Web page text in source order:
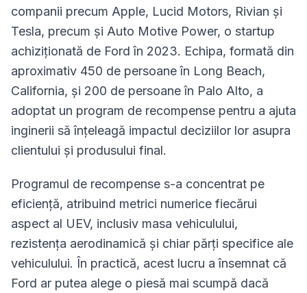
companii precum Apple, Lucid Motors, Rivian și
Tesla, precum și Auto Motive Power, o startup
achiziționată de Ford în 2023. Echipa, formată din
aproximativ 450 de persoane în Long Beach,
California, și 200 de persoane în Palo Alto, a
adoptat un program de recompense pentru a ajuta
inginerii să înțeleagă impactul deciziilor lor asupra
clientului și produsului final.
Programul de recompense s-a concentrat pe
eficiență, atribuind metrici numerice fiecărui
aspect al UEV, inclusiv masa vehiculului,
rezistența aerodinamică și chiar părți specifice ale
vehiculului. În practică, acest lucru a însemnat că
Ford ar putea alege o piesă mai scumpă dacă